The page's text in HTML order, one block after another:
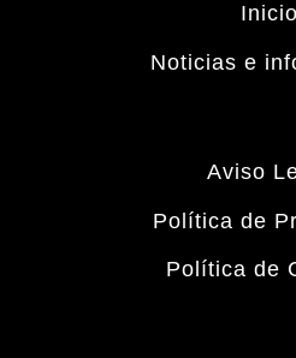
Inicio
Noticias e
Aviso
Política de
Política de